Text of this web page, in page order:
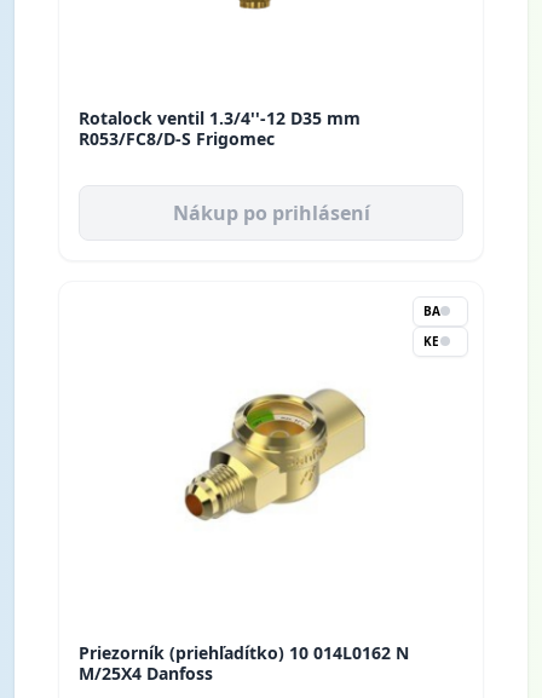
Rotalock ventil 1.3/4''-12 D35 mm
R053/FC8/D-S Frigomec
Nákup po prihlásení
BA
KE
Priezorník (priehľadítko) 10 014L0162 N
M/25X4 Danfoss